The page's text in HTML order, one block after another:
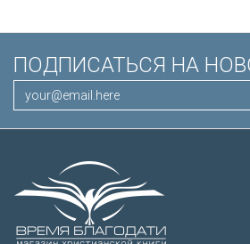
ПОДПИСАТЬСЯ НА